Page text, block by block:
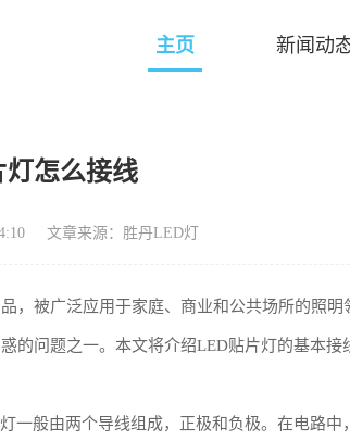
主页 新闻动
灯怎么接线
文章来源：胜丹LED灯
，被广泛应用于家庭、商业和公共场所的照明
的问题之一。本文将介绍LED贴片灯的基本接
一般由两个导线组成，正极和负极。在电路中